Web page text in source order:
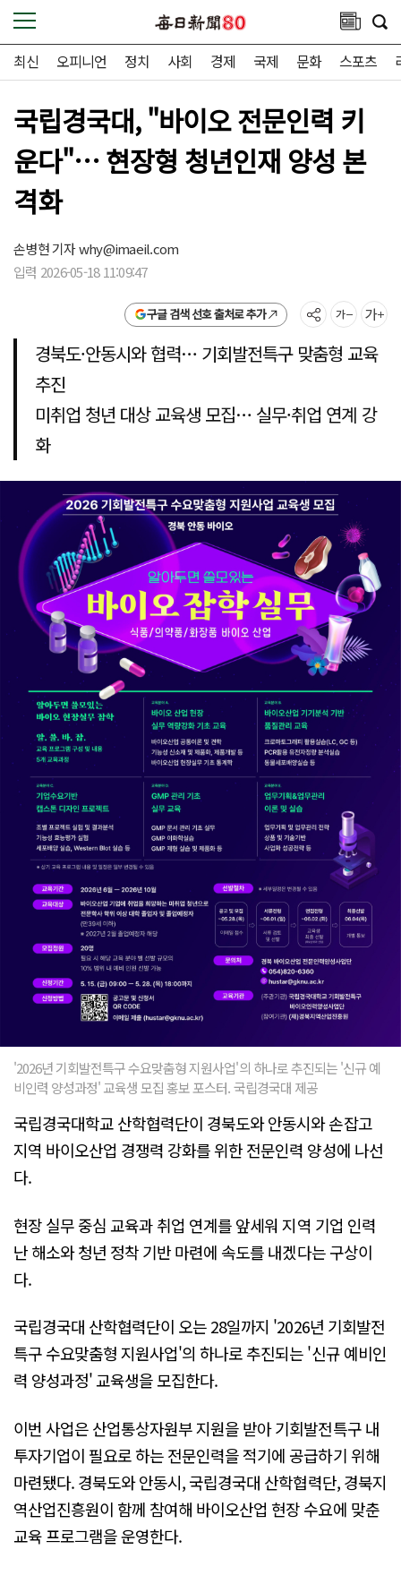
최신 오피니언 정치 사회 경제 국제 문화 스포츠
국립경국대, "바이오 전문인력 키
운다"… 현장형 청년인재 양성 본
격화
손병현 기자why@imaeil.com
입력 2026-05-18 11:09:47
구글 검색 선호 출처로 추가
경북도·안동시와 협력… 기회발전특구 맞춤형 교육
추진
미취업 청년 대상 교육생 모집… 실무·취업 연계 강
화
'2026년 기회발전특구 수요맞춤형 지원사업'의 하나로 추진되는 '신규 예
비인력 양성과정' 교육생 모집 홍보 포스터. 국립경국대 제공
국립경국대학교 산학협력단이 경북도와 안동시와 손잡고
지역 바이오산업 경쟁력 강화를 위한 전문인력 양성에 나선
다.
현장 실무 중심 교육과 취업 연계를 앞세워 지역 기업 인력
난 해소와 청년 정착 기반 마련에 속도를 내겠다는 구상이
다.
국립경국대 산학협력단이 오는 28일까지 '2026년 기회발전
특구 수요맞춤형 지원사업'의 하나로 추진되는 '신규 예비인
력 양성과정' 교육생을 모집한다.
이번 사업은 산업통상자원부 지원을 받아 기회발전특구 내
투자기업이 필요로 하는 전문인력을 적기에 공급하기 위해
마련됐다. 경북도와 안동시, 국립경국대 산학협력단, 경북지
역산업진흥원이 함께 참여해 바이오산업 현장 수요에 맞춘
교육 프로그램을 운영한다.